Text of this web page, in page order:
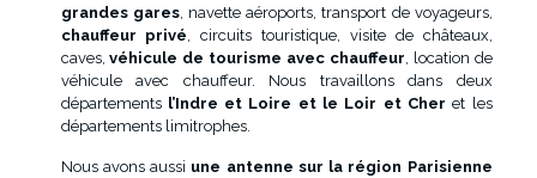
grandes gares, navette aéroports, transport de voyageurs,
chauffeur privé , circuits touristique, visite de châteaux,
caves,véhicule de tourisme avec chauffeur , location de
véhicule avec chauffeur. Nous travaillons dans deux
départements l’Indre et Loire et le Loir et Cher et les
départements limitrophes.
Nous avons aussi une antenne sur la région Parisienne